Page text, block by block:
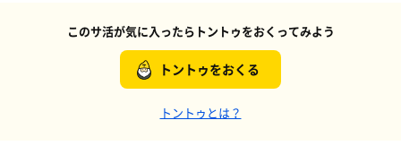
このサ活が気に入ったらトントゥをおくってみよう
トントゥをおくる
トントゥとは？